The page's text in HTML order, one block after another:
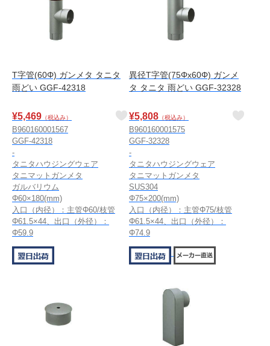
T字管(60Φ) ガンメタ タニタ
雨どい GGF-42318
¥5,469 （税込み）
B960160001567
GGF-42318
-
タニタハウジングウェア
タニマットガンメタ
ガルバリウム
Φ60×180(mm)
入口（内径）：主管Φ60/枝管
Φ61.5×44、出口（外径）：
Φ59.9
異径T字管(75Φx60Φ) ガンメ
タ タニタ 雨どい GGF-32328
¥5,808 （税込み）
B960160001575
GGF-32328
-
タニタハウジングウェア
タニマットガンメタ
SUS304
Φ75×200(mm)
入口（内径）：主管Φ75/枝管
Φ61.5×44、出口（外径）：
Φ74.9